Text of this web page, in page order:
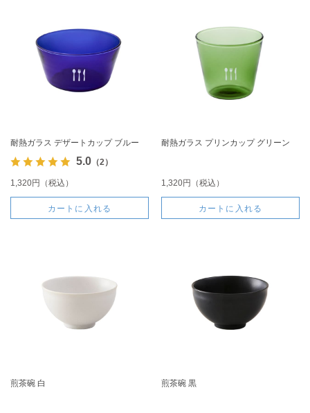
耐熱ガラス デザートカップ ブルー
5.0（2）
1,320円（税込）
カートに入れる
耐熱ガラス プリンカップ グリーン
1,320円（税込）
カートに入れる
煎茶碗 白 煎茶碗 黒